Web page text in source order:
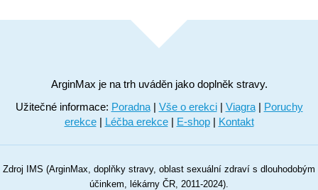
ArginMax je na trh uváděn jako doplněk stravy.
Užitečné informace: Poradna| Vše o erekci| Viagra| Poruchy
erekce| Léčba erekce| E-shop| Kontakt
Zdroj IMS (ArginMax, doplňky stravy, oblast sexuální zdraví s dlouhodobým
účinkem, lékárny ČR, 2011-2024).